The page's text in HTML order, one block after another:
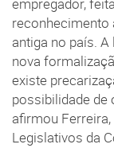
empregador,
reconhecimento
antiga no país.
nova
existe
possibilidade de
afirmou
Legislativos da